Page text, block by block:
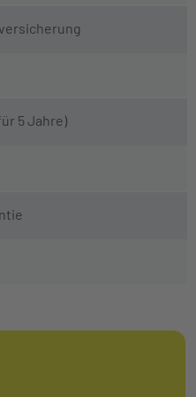
5 Jahre)